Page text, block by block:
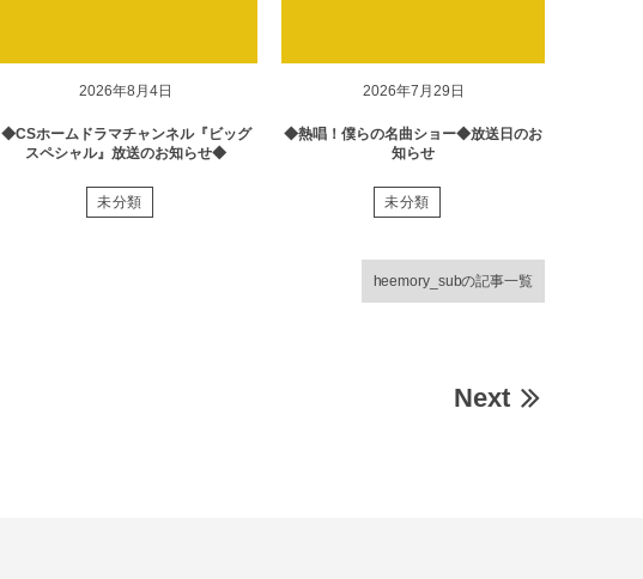
2026年8月4日
◆CSホームドラマチャンネル『ビッグ
スペシャル』放送のお知らせ◆
未分類
2026年7月29日
◆熱唱！僕らの名曲ショー◆放送日のお
知らせ
未分類
heemory_subの記事一覧
Next